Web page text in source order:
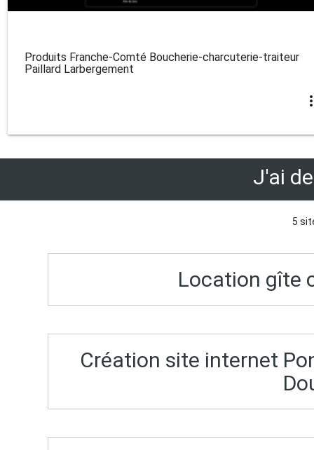
Produits Franche-Comté Boucherie-charcuterie-traiteur
Paillard Larbergement
J'ai
5
Location gîte
Création site internet